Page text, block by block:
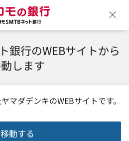
銀行のWEBサイトから
します
マダデンキのWEBサイトです。
移動する